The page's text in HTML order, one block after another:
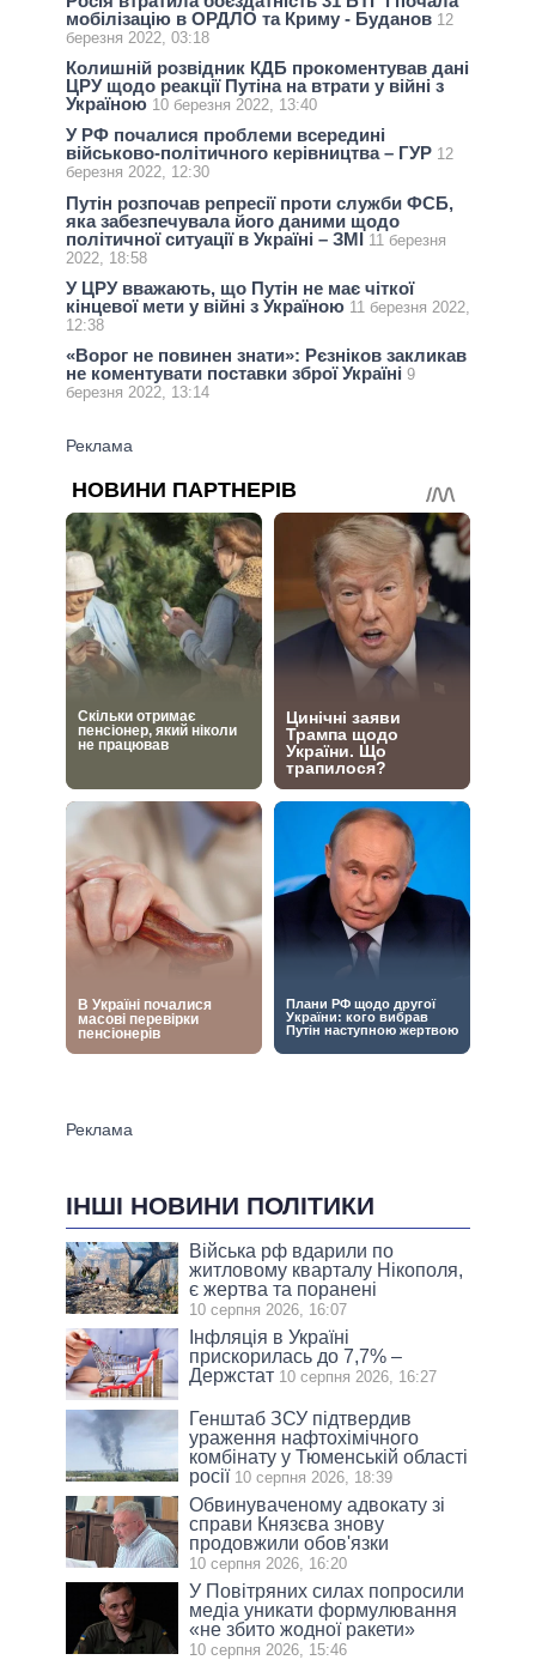
мобілізацію в ОРДЛО та Криму - Буданов 12
березня 2022, 03:18
Колишній розвідник КДБ прокоментував дані
ЦРУ щодо реакції Путіна на втрати у війні з
Україною 10 березня 2022, 13:40
У РФ почалися проблеми всередині
військово-політичного керівництва – ГУР 12
березня 2022, 12:30
Путін розпочав репресії проти служби ФСБ,
яка забезпечувала його даними щодо
політичної ситуації в Україні – ЗМІ 11 березня
2022, 18:58
У ЦРУ вважають, що Путін не має чіткої
кінцевої мети у війні з Україною 11 березня 2022,
12:38
«Ворог не повинен знати»: Рєзніков закликав
не коментувати поставки зброї Україні 9
березня 2022, 13:14
ІНШІ НОВИНИ ПОЛІТИКИ
Війська рф вдарили по
житловому кварталу Нікополя,
є жертва та поранені
10 серпня 2026, 16:07
Інфляція в Україні
прискорилась до 7,7% –
Держстат 10 серпня 2026, 16:27
Генштаб ЗСУ підтвердив
ураження нафтохімічного
комбінату у Тюменській області
росії 10 серпня 2026, 18:39
Обвинуваченому адвокату зі
справи Князєва знову
продовжили обов'язки
10 серпня 2026, 16:20
У Повітряних силах попросили
медіа уникати формулювання
«не збито жодної ракети»
10 серпня 2026, 15:46